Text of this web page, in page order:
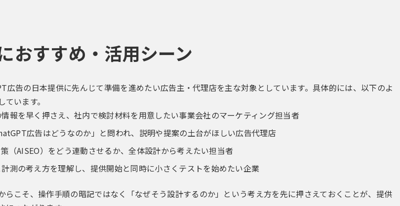
おすすめ・活用シーン
広告の日本提供に先んじて準備を進めたい広告主・代理店を主な対象としています。具体的には、以下のよ
います。
報を早く押さえ、社内で検討材料を用意したい事業会社のマーケティング担当者
広告はどうなのか」と問われ、説明や提案の土台がほしい広告代理店
（AISEO）をどう連動させるか、全体設計から考えたい担当者
測の考え方を理解し、提供開始と同時に小さくテストを始めたい企業
らこそ、操作手順の暗記ではなく「なぜそう設計するのか」という考え方を先に押さえておくことが、提供